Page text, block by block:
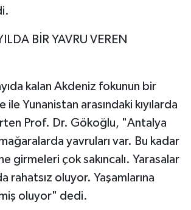
BİR YAVRU VEREN
kalan Akdeniz fokunun bir
ile Yunanistan arasındaki kıyılarda
Prof. Dr. Gökoğlu, "Antalya
yavruları var. Bu kadar
girmeleri çok sakıncalı. Yarasalar
rahatsız oluyor. Yaşamlarına
oluyor" dedi.